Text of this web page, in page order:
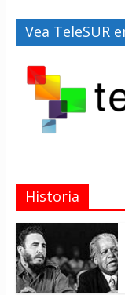
Vea TeleSUR
Historia